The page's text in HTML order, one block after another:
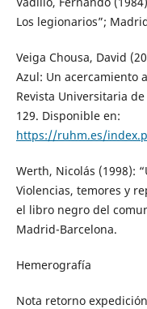
Los legionarios”;
Veiga Chousa, David
Azul: Un acercamiento
Revista Universitaria
129. Disponible en:
https://ruhm.es/
Werth, Nicolás (1998):
Violencias, temores y
el libro negro del
Madrid-Barcelona.
Hemerografía
Nota retorno